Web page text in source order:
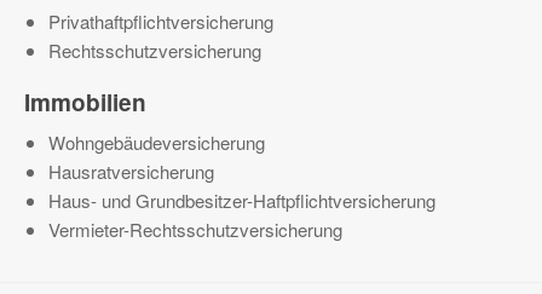
Privathaftpflichtversicherung
Rechtsschutzversicherung
Immobilien
Wohngebäudeversicherung
Hausratversicherung
Haus- und Grundbesitzer-Haftpflichtversicherung
Vermieter-Rechtsschutzversicherung